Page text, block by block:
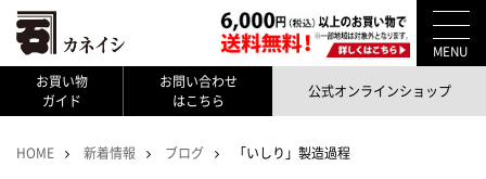
MENU
お買い物
ガイド
お問い合わせ
はこちら
公式オンラインショップ
HOME 新着情報 ブログ 「いしり」製造過程